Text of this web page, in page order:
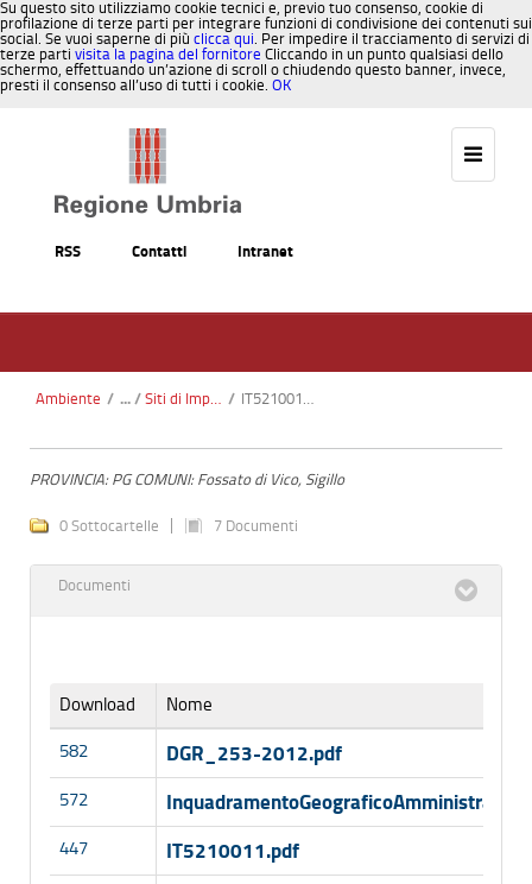
Su questo sito utilizziamo cookie tecnici e, previo tuo consenso, cookie di
profilazione di terze parti per integrare funzioni di condivisione dei contenuti sui
social. Se vuoi saperne di più clicca qui. Per impedire il tracciamento di servizi di
terze parti visita la pagina del fornitore Cliccando in un punto qualsiasi dello
schermo, effettuando un’azione di scroll o chiudendo questo banner, invece,
presti il consenso all’uso di tutti i cookie. OK
RSS Contatti Intranet
Ambiente / Siti di Importanza Comunitaria SIC / IT5210011 - Torrente Vetorno
PROVINCIA: PG COMUNI: Fossato di Vico, Sigillo
0 Sottocartelle 7 Documenti
Documenti
Download Nome
582 DGR_253-2012.pdf
572
447 IT5210011.pdf